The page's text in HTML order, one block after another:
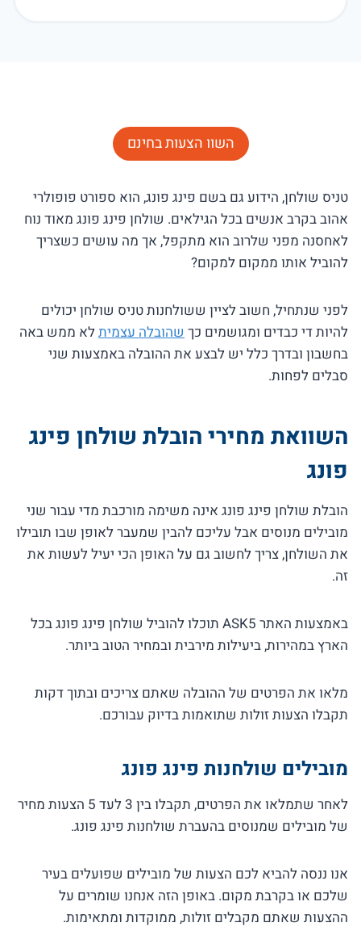
השוו הצעות בחינם
טניס שולחן, הידוע גם בשם פינג פונג, הוא ספורט פופולרי
אהוב בקרב אנשים בכל הגילאים. שולחן פינג פונג מאוד נוח
לאחסנה מפני שלרוב הוא מתקפל, אך מה עושים כשצריך
להוביל אותו ממקום למקום?
לפני שנתחיל, חשוב לציין ששולחנות טניס שולחן יכולים
להיות די כבדים ומגושמים כךשהובלה עצמית לא ממש באה
בחשבון ובדרך כלל יש לבצע את ההובלה באמצעות שני
סבלים לפחות.
השוואת מחירי הובלת שולחן פינג
פונג
הובלת שולחן פינג פונג אינה משימה מורכבת מדי עבור שני
מובילים מנוסים אבל עליכם להבין שמעבר לאופן שבו תובילו
את השולחן, צריך לחשוב גם על האופן הכי יעיל לעשות את
זה.
באמצעות האתר ASK5 תוכלו להוביל שולחן פינג פונג בכל
הארץ במהירות, ביעילות מירבית ובמחיר הטוב ביותר.
מלאו את הפרטים של ההובלה שאתם צריכים ובתוך דקות
תקבלו הצעות זולות שתואמות בדיוק עבורכם.
מובילים שולחנות פינג פונג
לאחר שתמלאו את הפרטים, תקבלו בין 3 לעד 5 הצעות מחיר
של מובילים שמנוסים בהעברת שולחנות פינג פונג.
אנו ננסה להביא לכם הצעות של מובילים שפועלים בעיר
שלכם או בקרבת מקום. באופן הזה אנחנו שומרים על
ההצעות שאתם מקבלים זולות, ממוקדות ומתאימות.